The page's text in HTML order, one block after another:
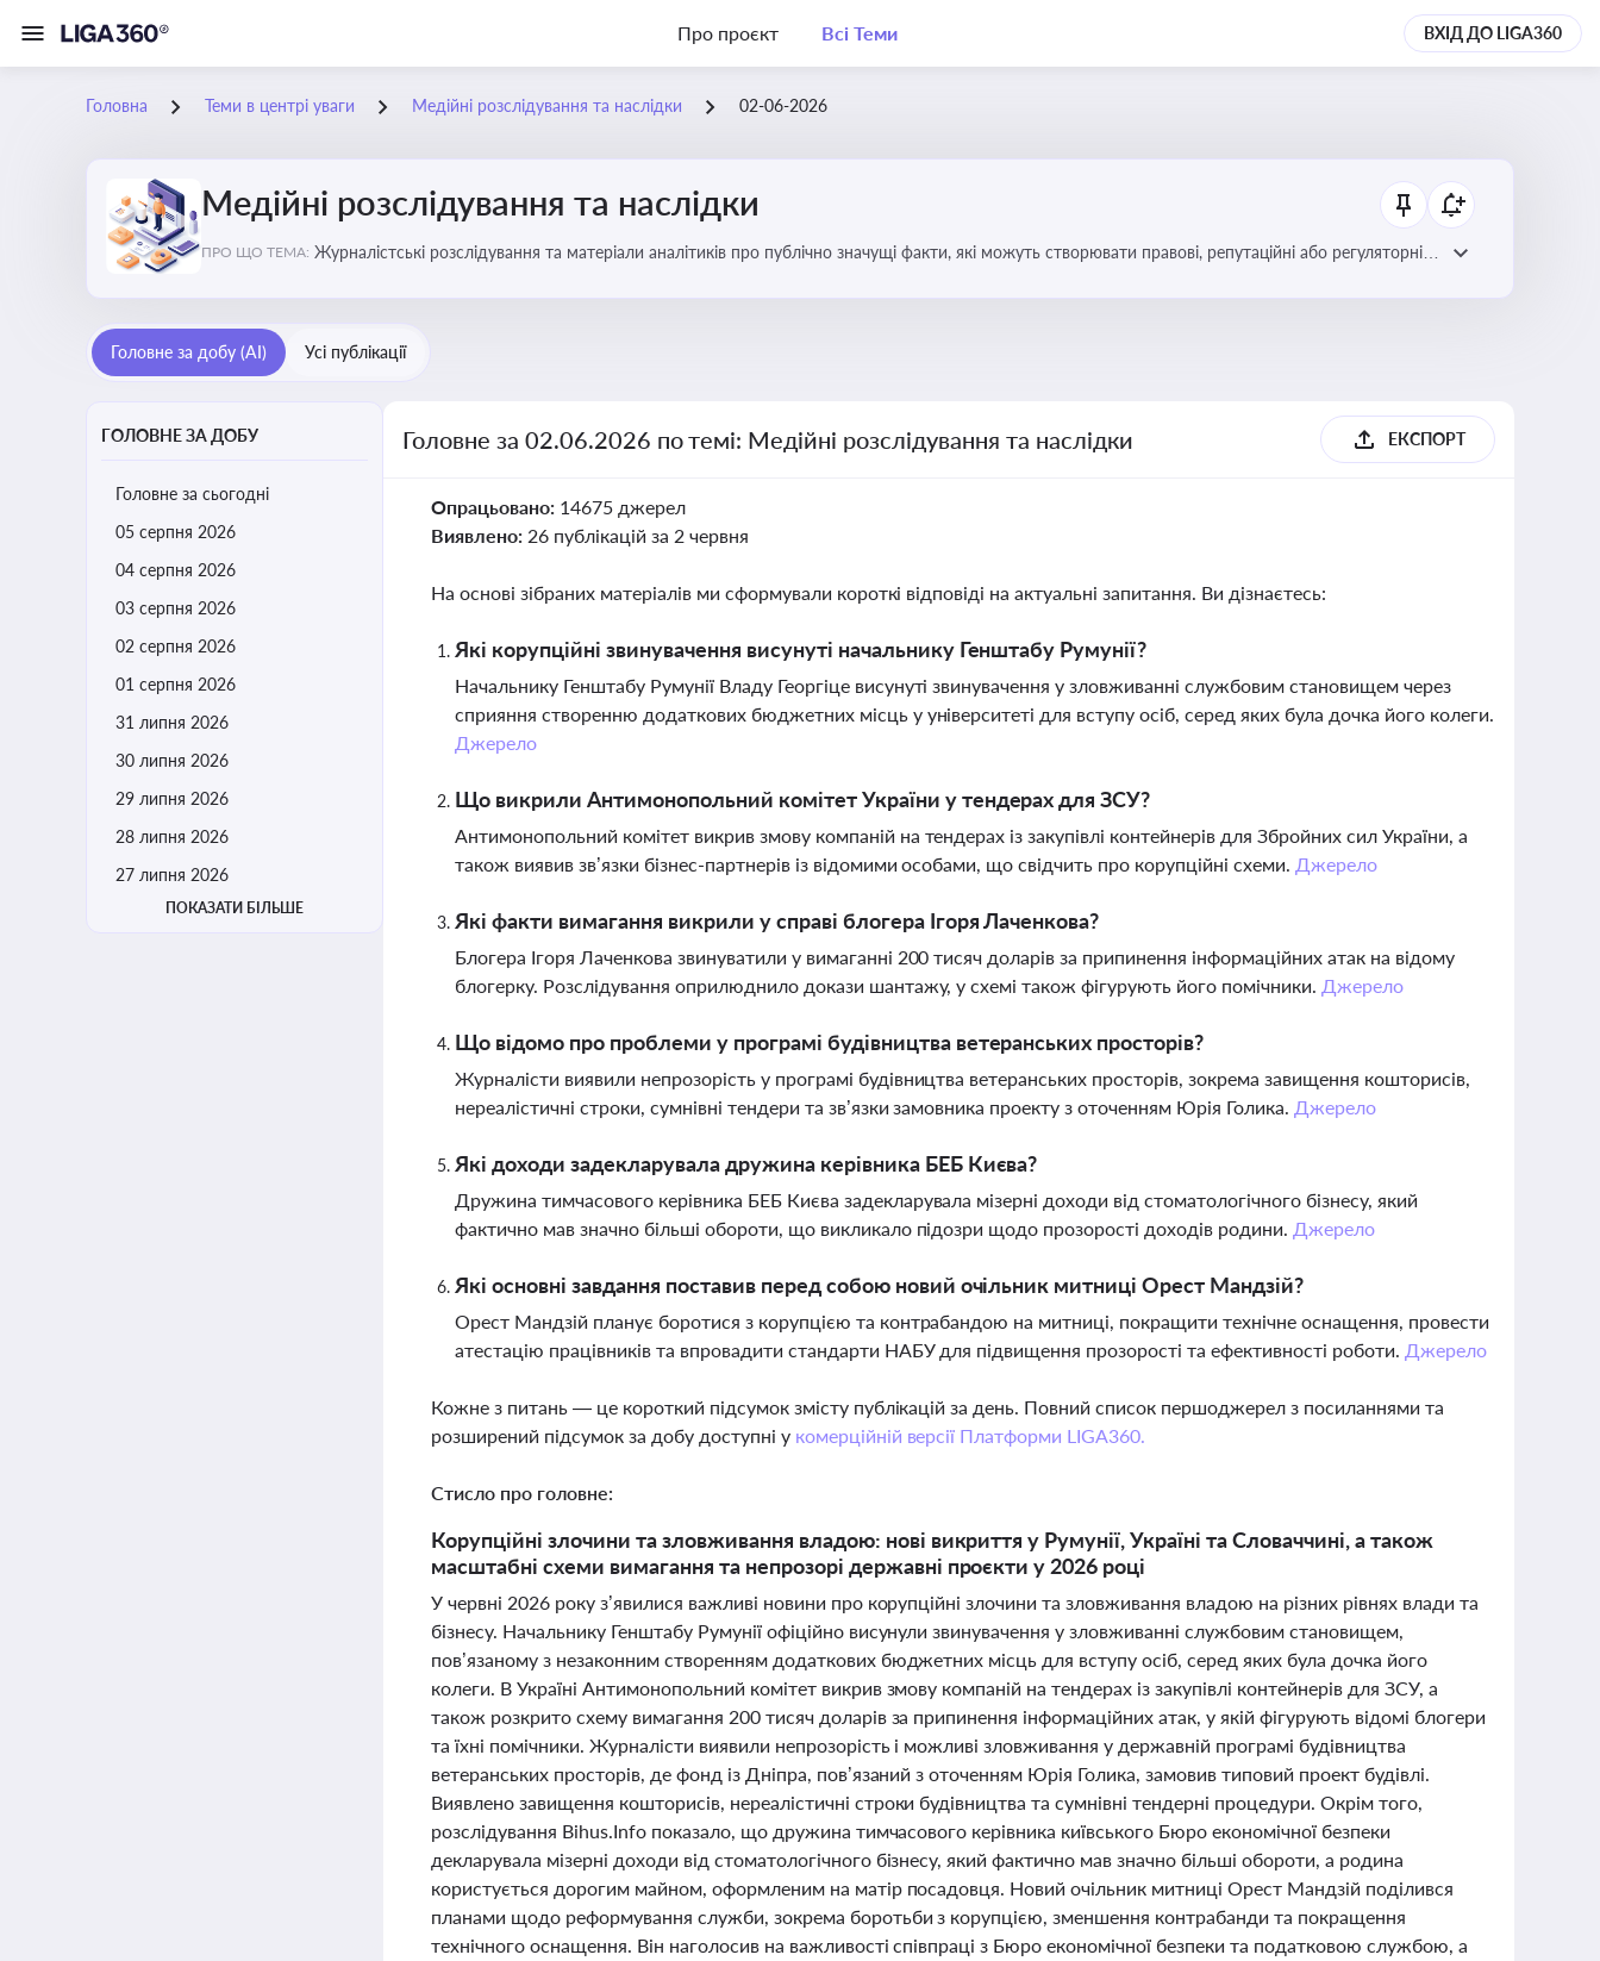
Про проєкт Всі Теми ВХІД ДО LIGA360
Головна Теми в центрі уваги Медійні розслідування та наслідки 02-06-2026
Медійні розслідування та наслідки
ПРО ЩО ТЕМА: Журналістські розслідування та матеріали аналітиків про публічно значущі факти, які можуть створювати правові, репутаційні або регуляторні
Головне за добу (AI) Усі публікації
ГОЛОВНЕ ЗА ДОБУ
Головне за сьогодні
05 серпня 2026
04 серпня 2026
03 серпня 2026
02 серпня 2026
01 серпня 2026
31 липня 2026
30 липня 2026
29 липня 2026
28 липня 2026
27 липня 2026
ПОКАЗАТИ БІЛЬШЕ
Головне за 02.06.2026 по темі: Медійні розслідування та наслідки ЕКСПОРТ
Опрацьовано: 14675 джерел
Виявлено: 26 публікацій за 2 червня
На основі зібраних матеріалів ми сформували короткі відповіді на актуальні запитання. Ви дізнаєтесь:
Які корупційні звинувачення висунуті начальнику Генштабу Румунії?
Начальнику Генштабу Румунії Владу Георгіце висунуті звинувачення у зловживанні службовим становищем через
сприяння створенню додаткових бюджетних місць у університеті для вступу осіб, серед яких була дочка його колеги.
Джерело
Що викрили Антимонопольний комітет України у тендерах для ЗСУ?
Антимонопольний комітет викрив змову компаній на тендерах із закупівлі контейнерів для Збройних сил України, а
також виявив зв’язки бізнес-партнерів із відомими особами, що свідчить про корупційні схеми. Джерело
Які факти вимагання викрили у справі блогера Ігоря Лаченкова?
Блогера Ігоря Лаченкова звинуватили у вимаганні 200 тисяч доларів за припинення інформаційних атак на відому
блогерку. Розслідування оприлюднило докази шантажу, у схемі також фігурують його помічники. Джерело
Що відомо про проблеми у програмі будівництва ветеранських просторів?
Журналісти виявили непрозорість у програмі будівництва ветеранських просторів, зокрема завищення кошторисів,
нереалістичні строки, сумнівні тендери та зв’язки замовника проекту з оточенням Юрія Голика. Джерело
Які доходи задекларувала дружина керівника БЕБ Києва?
Дружина тимчасового керівника БЕБ Києва задекларувала мізерні доходи від стоматологічного бізнесу, який
фактично мав значно більші обороти, що викликало підозри щодо прозорості доходів родини. Джерело
Які основні завдання поставив перед собою новий очільник митниці Орест Мандзій?
Орест Мандзій планує боротися з корупцією та контрабандою на митниці, покращити технічне оснащення, провести
атестацію працівників та впровадити стандарти НАБУ для підвищення прозорості та ефективності роботи. Джерело
Кожне з питань — це короткий підсумок змісту публікацій за день. Повний список першоджерел з посиланнями та
розширений підсумок за добу доступні у комерційній версії Платформи LIGA360.
Стисло про головне:
Корупційні злочини та зловживання владою: нові викриття у Румунії, Україні та Словаччині, а також
масштабні схеми вимагання та непрозорі державні проєкти у 2026 році
У червні 2026 року з’явилися важливі новини про корупційні злочини та зловживання владою на різних рівнях влади та
бізнесу. Начальнику Генштабу Румунії офіційно висунули звинувачення у зловживанні службовим становищем,
пов’язаному з незаконним створенням додаткових бюджетних місць для вступу осіб, серед яких була дочка його
колеги. В Україні Антимонопольний комітет викрив змову компаній на тендерах із закупівлі контейнерів для ЗСУ, а
також розкрито схему вимагання 200 тисяч доларів за припинення інформаційних атак, у якій фігурують відомі блогери
та їхні помічники. Журналісти виявили непрозорість і можливі зловживання у державній програмі будівництва
ветеранських просторів, де фонд із Дніпра, пов’язаний з оточенням Юрія Голика, замовив типовий проект будівлі.
Виявлено завищення кошторисів, нереалістичні строки будівництва та сумнівні тендерні процедури. Окрім того,
розслідування Bihus.Info показало, що дружина тимчасового керівника київського Бюро економічної безпеки
декларувала мізерні доходи від стоматологічного бізнесу, який фактично мав значно більші обороти, а родина
користується дорогим майном, оформленим на матір посадовця. Новий очільник митниці Орест Мандзій поділився
планами щодо реформування служби, зокрема боротьби з корупцією, зменшення контрабанди та покращення
технічного оснащення. Він наголосив на важливості співпраці з Бюро економічної безпеки та податковою службою, а